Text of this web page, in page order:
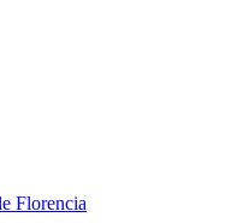
Florencia